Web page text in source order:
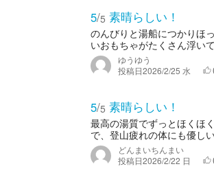
5/5 素晴らしい！
のんびりと湯船につかりほ
いおもちゃがたくさん浮い
ゆうゆう
投稿日2026/2/25 水
5/5 素晴らしい！
最高の湯質でずっとほくほ
で、登山疲れの体にも優しい
どんまいちんまい
投稿日2026/2/22 日